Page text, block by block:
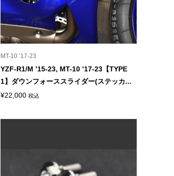
MT-10 ’17-23
YZF-R1/M ’15-23, MT-10 ’17-23【TYPE
1】ダウンフォーススライダー(ステッカ...
¥22,000 税込